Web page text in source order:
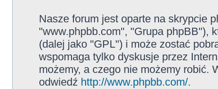
Nasze forum jest oparte na skrypcie
"www.phpbb.com", "Grupa phpBB"),
(dalej jako "GPL") i może zostać
wspomaga tylko dyskusje przez
możemy, a czego nie możemy robić.
odwiedź http://www.phpbb.com/.